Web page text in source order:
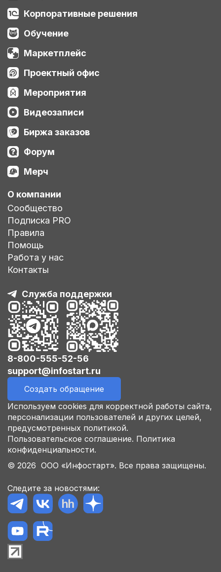
Корпоративные решения
Обучение
Маркетплейс
Проектный офис
Мероприятия
Видеозаписи
Биржа заказов
Форум
Мерч
О компании
Сообщество
Подписка PRO
Правила
Помощь
Работа у нас
Контакты
Служба поддержки
8-800-555-52-56
support@infostart.ru
Создать обращение
Используем cookies для корректной работы сайта,
персонализации пользователей и других целей,
предусмотренных политикой.
Пользовательское соглашение. Политика
конфиденциальности.
© 2026 ООО «Инфостарт». Все права защищены.
Следите за новостями: